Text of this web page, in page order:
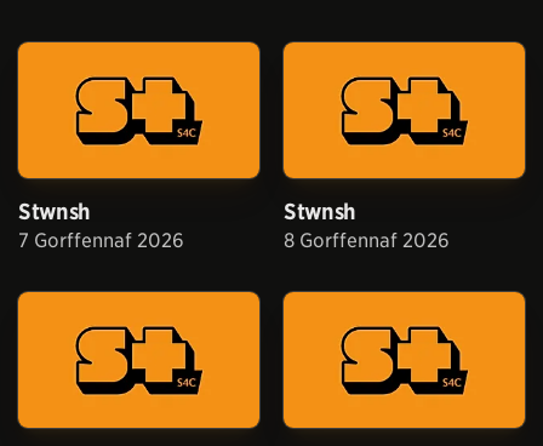
Stwnsh
7 Gorffennaf 2026
Stwnsh
8 Gorffennaf 2026